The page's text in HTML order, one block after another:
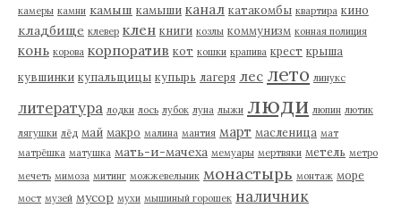
камеры камни камыш камыши канал катакомбы квартира кино
кладбище клевер клен книги козлы коммунизм конная полиция
конь корова корпоратив кот кошки крапива крест крыша
кувшинки купальщицы купырь лагеря лес лето линукс
литература лодки лось лубок луна лыжи люди люпин лютик
лягушки лёд май макро малина мантия март масленица мат
матрёшка матушка мать-и-мачеха мемуары мертвяки метель метро
мечеть мимоза митинг можжевельник монастырь монтаж море
мост музей мусор мухи мышиный горошек наличник